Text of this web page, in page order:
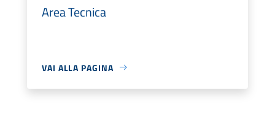
Area Tecnica
VAI ALLA PAGINA